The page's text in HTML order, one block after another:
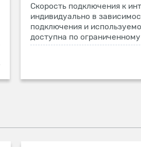
Скорость подключения к
индивидуально в
подключения и
доступна по